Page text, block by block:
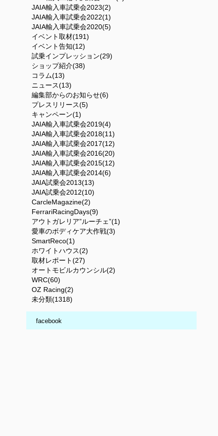
JAIA輸入車試乗会2023(2)
JAIA輸入車試乗会2022(1)
JAIA輸入車試乗会2020(5)
イベント取材(191)
イベント告知(12)
試乗インプレッション(29)
ショップ紹介(38)
コラム(13)
ニュース(13)
編集部からのお知らせ(6)
プレスリリース(5)
キャンペーン(1)
JAIA輸入車試乗会2019(4)
JAIA輸入車試乗会2018(11)
JAIA輸入車試乗会2017(12)
JAIA輸入車試乗会2016(20)
JAIA輸入車試乗会2015(12)
JAIA輸入車試乗会2014(6)
JAIA試乗会2013(13)
JAIA試乗会2012(10)
CarcleMagazine(2)
FerrariRacingDays(9)
アウトガレリア”ルーチェ”(1)
愛車のボディケア大作戦(3)
SmartReco(1)
ホワイトハウス(2)
取材レポート(27)
オートモビルカウンシル(2)
WRC(60)
OZ Racing(2)
未分類(1318)
facebook